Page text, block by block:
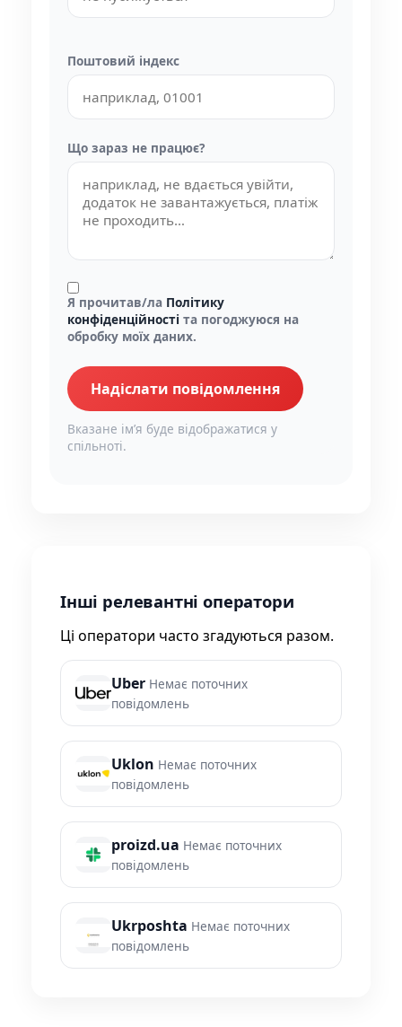
Поштовий індекс
Що зараз не працює?
Я прочитав/ла Політику
конфіденційності та погоджуюся на
обробку моїх даних.
Надіслати повідомлення
Вказане імʼя буде відображатися у
спільноті.
Інші релевантні оператори
Ці оператори часто згадуються разом.
Uber Немає поточних
повідомлень
Uklon Немає поточних
повідомлень
proizd.ua Немає поточних
повідомлень
Ukrposhta Немає поточних
повідомлень